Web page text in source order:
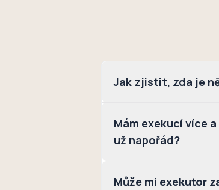
Jak zjistit, zda je
Mám exekucí více
už napořád?
Může mi exekutor